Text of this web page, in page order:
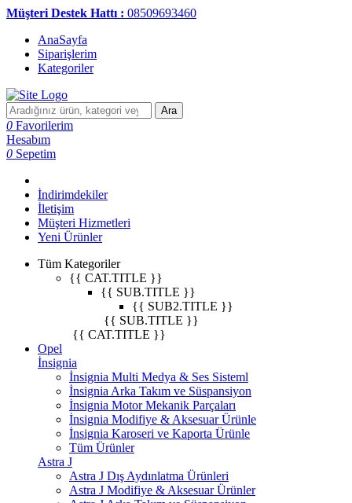
Müşteri Destek Hattı : 08509693460
AnaSayfa
Siparişlerim
Kategoriler
Ara
0 Favorilerim
Hesabım
0 Sepetim
İndirimdekiler
İletişim
Müşteri Hizmetleri
Yeni Ürünler
Tüm Kategoriler
{{ CAT.TITLE }}
{{ SUB.TITLE }}
{{ SUB2.TITLE }}
{{ SUB.TITLE }}
{{ CAT.TITLE }}
Opel
İnsignia
İnsignia Multi Medya & Ses Sisteml
İnsignia Arka Takım ve Süspansiyon
İnsignia Motor Mekanik Parçaları
İnsignia Modifiye & Aksesuar Ürünle
İnsignia Karoseri ve Kaporta Ürünle
Tüm Ürünler
Astra J
Astra J Dış Aydınlatma Ürünleri
Astra J Modifiye & Aksesuar Ürünler